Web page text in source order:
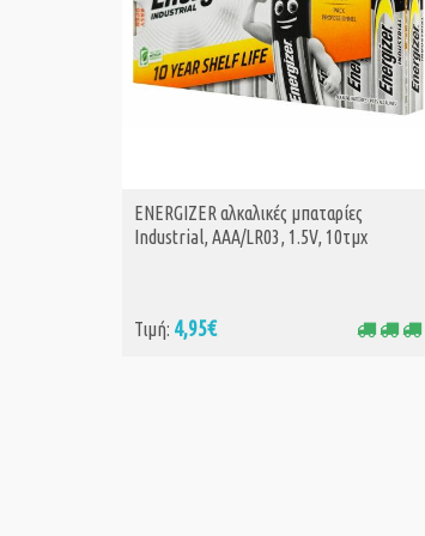
ΑΓΟΡΑ
ENERGIZER αλκαλικές μπαταρίες
Industrial, AAA/LR03, 1.5V, 10τμχ
Τιμή: 4,95€